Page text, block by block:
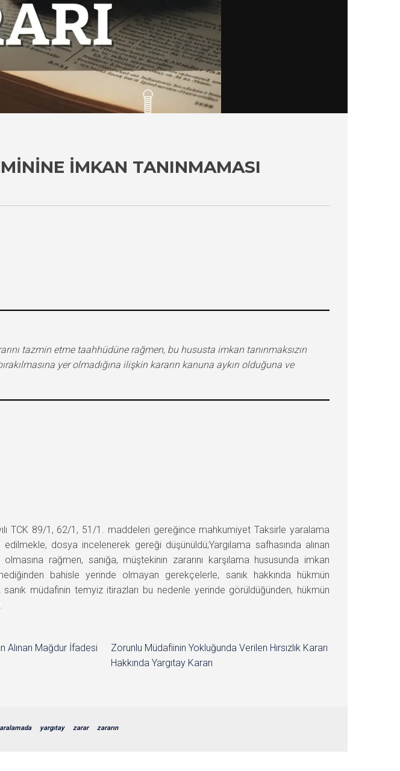
İMKAN TANINMAMASI
tazmin etme taahhüdüne rağmen, bu hususta imkan tanınmaksızın
yer olmadığına ilişkin kararın kanuna aykırı olduğuna ve
TCK 89/1, 62/1, 51/1. maddeleri gereğince mahkumiyet Taksirle yaralama
dosya incelenerek gereği düşünüldü;Yargılama safhasında alınan
rağmen, sanığa, müştekinin zararını karşılama hususunda imkan
bahisle yerinde olmayan gerekçelerle, sanık hakkında hükmün
sanık müdafinin temyiz itirazları bu nedenle yerinde görüldüğünden, hükmün
Alınan Mağdur İfadesi
Zorunlu Müdafiinin Yokluğunda Verilen Hırsızlık Kararı
Hakkında Yargıtay Kararı
yargıtay zarar zararın